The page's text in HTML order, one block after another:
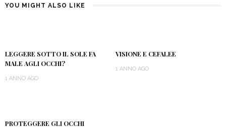
YOU MIGHT ALSO LIKE
LEGGERE SOTTO IL SOLE FA
MALE AGLI OCCHI?
1 ANNO AGO
VISIONE E CEFALEE
1 ANNO AGO
PROTEGGERE GLI OCCHI